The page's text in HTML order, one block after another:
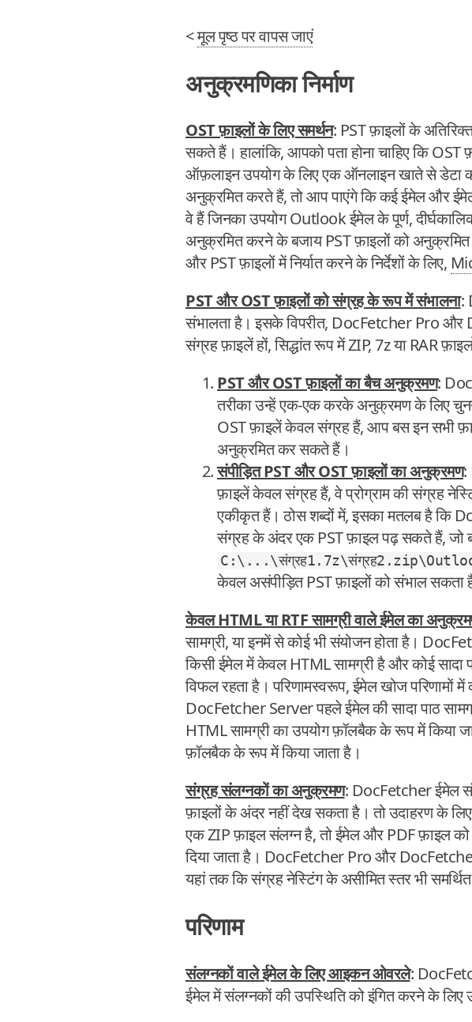
<मूल पृष्ठ पर वापस जाएं
अनुक्रमणिका निर्माण
OST फ़ाइलों के लिए समर्थन: PST फ़ाइलों के
सकते हैं। हालांकि, आपको पता होना चाहिए कि
ऑफ़लाइन उपयोग के लिए एक ऑनलाइन खाते से डेटा
अनुक्रमित करते हैं, तो आप पाएंगे कि कई ईमेल और
वे हैं जिनका उपयोग Outlook ईमेल के पूर्ण,
अनुक्रमित करने के बजाय PST फ़ाइलों को
और PST फ़ाइलों में निर्यात करने के निर्देशों के लिए,
PST और OST फ़ाइलों को संग्रह के रूप में संभालना:
संभालता है। इसके विपरीत, DocFetcher Pro
संग्रह फ़ाइलें हों, सिद्धांत रूप में ZIP, 7z या RAR
PST और OST फ़ाइलों का बैच अनुक्रमण:
तरीका उन्हें एक-एक करके अनुक्रमण के लिए
OST फ़ाइलें केवल संग्रह हैं, आप बस इन सभी
अनुक्रमित कर सकते हैं।
संपीड़ित PST और OST फ़ाइलों का अनुक्रमण:
फ़ाइलें केवल संग्रह हैं, वे प्रोग्राम की संग्रह
एकीकृत हैं। ठोस शब्दों में, इसका मतलब है कि
संग्रह के अंदर एक PST फ़ाइल पढ़ सकते हैं, जो
केवल असंपीड़ित PST फ़ाइलों को संभाल सकता
केवल HTML या RTF सामग्री वाले ईमेल का
सामग्री, या इनमें से कोई भी संयोजन होता है।
किसी ईमेल में केवल HTML सामग्री है और कोई सादा
विफल रहता है। परिणामस्वरूप, ईमेल खोज परिणामों
DocFetcher Server पहले ईमेल की सादा पाठ
HTML सामग्री का उपयोग फ़ॉलबैक के रूप में किया
फ़ॉलबैक के रूप में किया जाता है।
संग्रह संलग्नकों का अनुक्रमण: DocFetcher ईमेल
फ़ाइलों के अंदर नहीं देख सकता है। तो उदाहरण के
एक ZIP फ़ाइल संलग्न है, तो ईमेल और PDF फ़ाइल
दिया जाता है। DocFetcher Pro और
यहां तक कि संग्रह नेस्टिंग के असीमित स्तर भी
परिणाम
संलग्नकों वाले ईमेल के लिए आइकन ओवरले:
ईमेल में संलग्नकों की उपस्थिति को इंगित करने के